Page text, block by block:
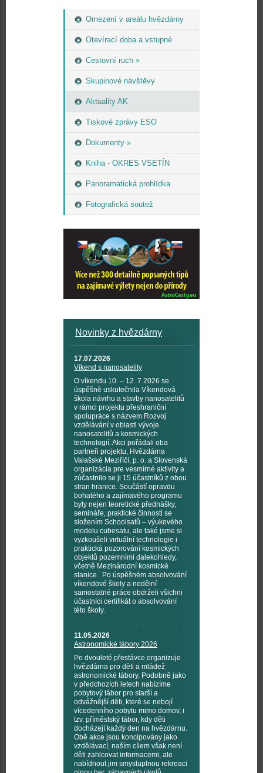
Omezení v areálu hvězdárny
Otevírací doba a vstupné
Cestovní ruch »
Skupinové návštěvy
Aktuality AK
Tiskové zprávy ESO
Dokumenty »
Kniha - OKRES VSETÍN
Panoramatická prohlídka
Fotografická soutež
Novinky z hvězdárny
17.07.2026
Víkend s nanosatelity
O víkendu 10. – 12. 7 2026 se
úspěšně uskutečnila Víkendová
škola návrhu a stavby nanosatelitů
v rámci projektu přeshraniční
spolupráce s názvem Rozvoj
vzdělávání v oblasti vývoje
nanosatelitů a kosmických
technologií. Akci pořádali oba
partneři projektu, Hvězdárna
Valašské Meziříčí, p. o. a Slovenská
organizácia pre vesmírné aktivity a
zúčastnilo se ji 15 účastníků z obou
stran hranice. Součástí opravdu
bohatého a zajímavého programu
byly nejen teoretické přednášky,
semináře, praktické činnosti se
složením Schoolsatů – výukového
modelu cubesatu, ale také jsme si
vyzkoušeli virtuální technologie i
praktická pozorování kosmických
objektů pozemními dalekohledy,
včetně Mezinárodní kosmické
stanice. Po úspěšném absolvování
víkendové školy a nedělní
samostatné práce obdrželi všichni
účastníci certifikát o absolvování
této školy.
11.05.2026
Astronomické tábory 2026
Po dvouleté přestávce organizuje
hvězdárna pro děti a mládež
astronomické tábory. Podobně jako
v předchozích letech nabízíme
pobytový tábor pro starší a
odvážnější děti, které se nebojí
vícedenního pobytu mimo domov, i
tzv. příměstský tábor, kdy děti
docházejí každý den na hvězdárnu.
Obě akce jsou koncipovány jako
vzdělávací, naším cílem však není
děti zahlcovat informacemi, ale
nabídnout jim smysluplnou rekreaci